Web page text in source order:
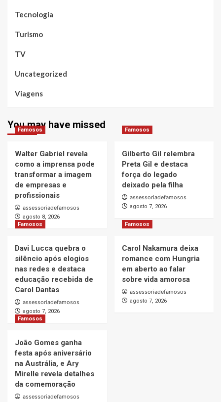
Tecnologia
Turismo
TV
Uncategorized
Viagens
You may have missed
Famosos
Walter Gabriel revela
como a imprensa pode
transformar a imagem
de empresas e
profissionais
assessoriadefamosos
agosto 8, 2026
Famosos
Gilberto Gil relembra
Preta Gil e destaca
força do legado
deixado pela filha
assessoriadefamosos
agosto 7, 2026
Famosos
Davi Lucca quebra o
silêncio após elogios
nas redes e destaca
educação recebida de
Carol Dantas
assessoriadefamosos
agosto 7, 2026
Famosos
Carol Nakamura deixa
romance com Hungria
em aberto ao falar
sobre vida amorosa
assessoriadefamosos
agosto 7, 2026
Famosos
João Gomes ganha
festa após aniversário
na Austrália, e Ary
Mirelle revela detalhes
da comemoração
assessoriadefamosos